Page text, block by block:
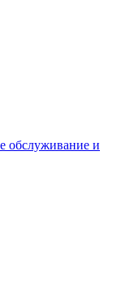
обслуживание и